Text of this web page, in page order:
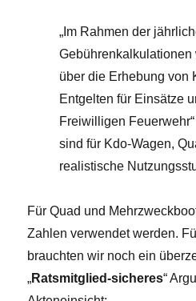
„Im Rahmen der
Gebührenkalkulationen
über die Erhebung von
Entgelten für Einsätze
Freiwilligen
sind für Kdo-Wagen,
realistische
Für Quad und
Zahlen verwendet werden.
brauchten wir noch ein
„Ratsmitglied-sicheres“